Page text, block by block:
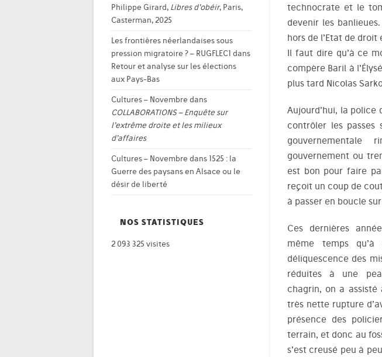
technocrate et le
devenir les
hors de l’Etat de
Il faut dire qu’à ce
compère Baril à
plus tard Nicolas
Aujourd’hui, la
contrôler les
gouvernement ou
est bon pour faire
reçoit un coup de
à passer en boucle
Ces dernières
même temps qu’à
déliquescence des
réduites à une
chagrin, on a assisté
très nette rupture
présence des
terrain, et donc au
s’est creusé peu à
Philippe Girard, Libres d’obéir, Paris,
Casterman, 2025
Les frontières néerlandaises sous
pression migratoire ? – RUGFLEC1 dans
Retour et analyse sur les élections
aux Pays-Bas
Cultures – Novembre dans
COLLABORATIONS – Enquête sur
l’extrême droite et les milieux
d’affaires
Cultures – Novembre dans 1525 : la
Guerre des paysans en Alsace ou le
désir de liberté
NOS STATISTIQUES
2 093 325 visites